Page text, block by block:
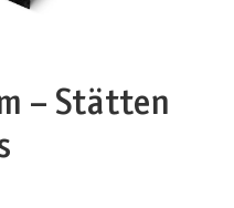
– Stätten